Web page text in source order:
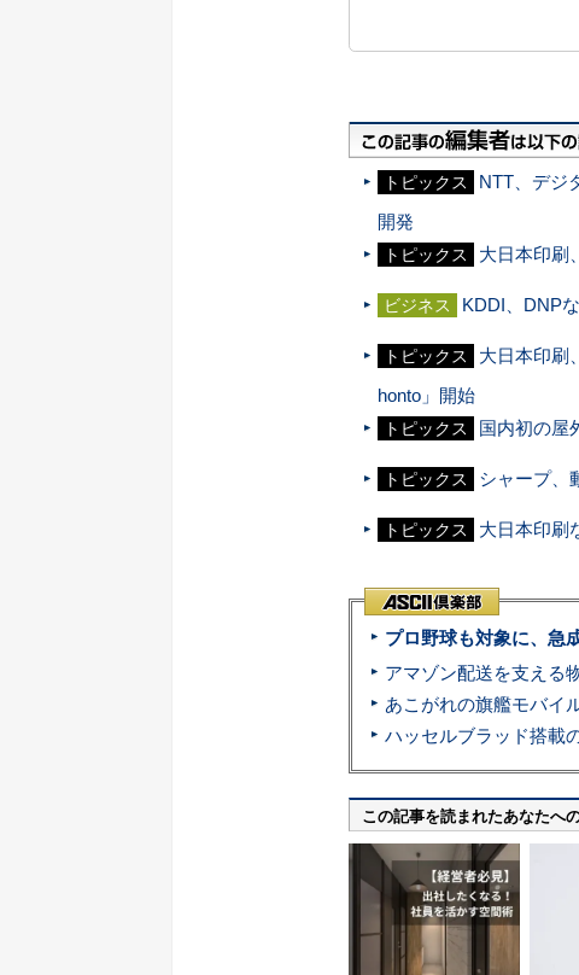
トピックス
NTT、デジ
開発
トピックス 大日本印刷
ビジネス KDDI、DNP
トピックス
大日本印刷
honto」開始
トピックス 国内初の屋
トピックス シャープ、
トピックス 大日本印刷
プロ野球も対象に、急
この記事を読まれたあなたへ